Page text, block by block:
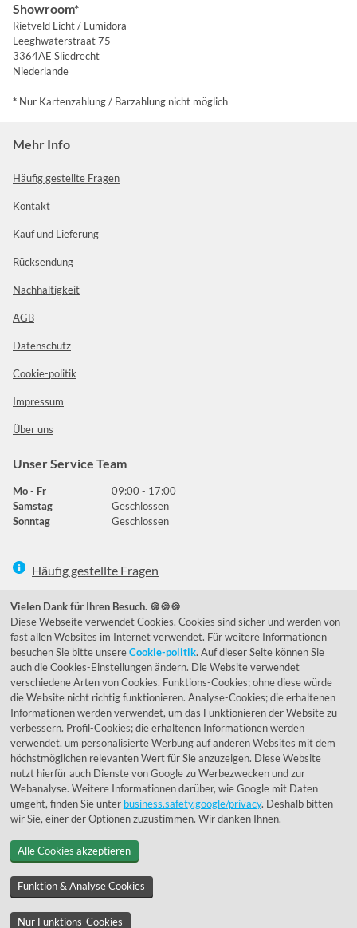
Showroom*
Rietveld Licht / Lumidora
Leeghwaterstraat 75
3364AE Sliedrecht
Niederlande
* Nur Kartenzahlung / Barzahlung nicht möglich
Mehr Info
Häufig gestellte Fragen
Kontakt
Kauf und Lieferung
Rücksendung
Nachhaltigkeit
AGB
Datenschutz
Cookie-politik
Impressum
Über uns
Unser Service Team
Mo - Fr
09:00 - 17:00
Samstag
Geschlossen
Sonntag
Geschlossen
Häufig gestellte Fragen
039292 - 678215
de@lumidora.com
FacebookInstagram
Kundenmeinungen
Exzellent - eKomi.de
© 1955 - 2026 Lumidora
Vielen Dank für Ihren Besuch. 🍪🍪🍪
Diese Webseite verwendet Cookies. Cookies sind sicher und werden von
fast allen Websites im Internet verwendet. Für weitere Informationen
besuchen Sie bitte unsereCookie-politik. Auf dieser Seite können Sie
auch die Cookies-Einstellungen ändern. Die Website verwendet
verschiedene Arten von Cookies. Funktions-Cookies; ohne diese würde
die Website nicht richtig funktionieren. Analyse-Cookies; die erhaltenen
Informationen werden verwendet, um das Funktionieren der Website zu
verbessern. Profil-Cookies; die erhaltenen Informationen werden
verwendet, um personalisierte Werbung auf anderen Websites mit dem
höchstmöglichen relevanten Wert für Sie anzuzeigen. Diese Website
nutzt hierfür auch Dienste von Google zu Werbezwecken und zur
Webanalyse. Weitere Informationen darüber, wie Google mit Daten
umgeht, finden Sie unter business.safety.google/privacy. Deshalb bitten
wir Sie, einer der Optionen zuzustimmen. Wir danken Ihnen.
Alle Cookies akzeptieren
Funktion & Analyse Cookies
Nur Funktions-Cookies